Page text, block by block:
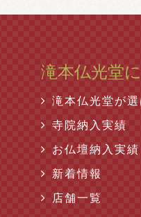
滝本仏光堂
滝本仏光堂が
寺院納入実績
お仏壇納入実績
新着情報
店舗一覧